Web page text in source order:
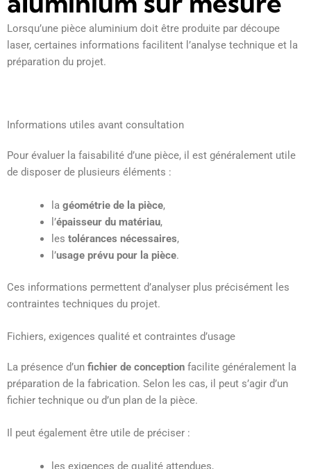
Lorsqu’une pièce aluminium doit être produite par découpe
laser, certaines informations facilitent l’analyse technique et la
préparation du projet.
Informations utiles avant consultation
Pour évaluer la faisabilité d’une pièce, il est généralement utile
de disposer de plusieurs éléments :
la géométrie de la pièce,
l’épaisseur du matériau,
les tolérances nécessaires,
l’usage prévu pour la pièce.
Ces informations permettent d’analyser plus précisément les
contraintes techniques du projet.
Fichiers, exigences qualité et contraintes d’usage
La présence d’un fichier de conception facilite généralement la
préparation de la fabrication. Selon les cas, il peut s’agir d’un
fichier technique ou d’un plan de la pièce.
Il peut également être utile de préciser :
les exigences de qualité attendues,